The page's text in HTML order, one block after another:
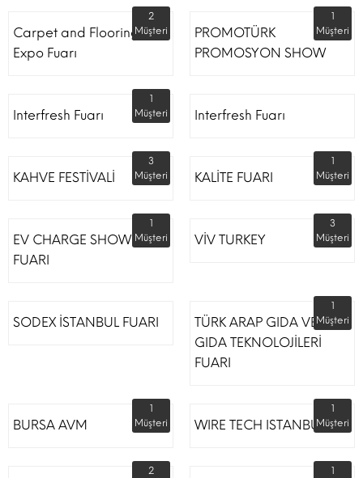
Carpet and Flooring
Expo Fuarı
2
Müşteri
PROMOTÜRK
PROMOSYON SHOW
1
Müşteri
Interfresh Fuarı
1
Müşteri
Interfresh Fuarı
KAHVE FESTİVALİ
3
Müşteri
KALİTE FUARI
1
Müşteri
EV CHARGE SHOW
FUARI
1
Müşteri
VİV TURKEY
3
Müşteri
SODEX İSTANBUL FUARI
TÜRK ARAP GIDA VE
GIDA TEKNOLOJİLERİ
FUARI
1
Müşteri
BURSA AVM
1
Müşteri
WIRE TECH ISTANBUL
1
Müşteri
2
1